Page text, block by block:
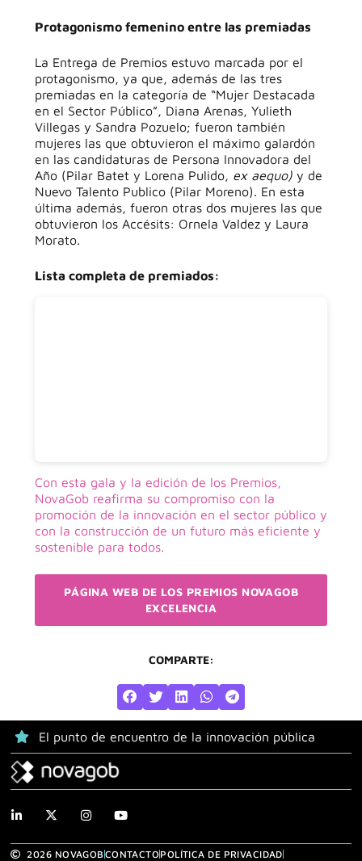
Protagonismo femenino entre las premiadas
La Entrega de Premios estuvo marcada por el
protagonismo, ya que, además de las tres
premiadas en la categoría de “Mujer Destacada
en el Sector Público”, Diana Arenas, Yulieth
Villegas y Sandra Pozuelo; fueron también
mujeres las que obtuvieron el máximo galardón
en las candidaturas de Persona Innovadora del
Año (Pilar Batet y Lorena Pulido, ex aequo) y de
Nuevo Talento Publico (Pilar Moreno). En esta
última además, fueron otras dos mujeres las que
obtuvieron los Accésits: Ornela Valdez y Laura
Morato.
Lista completa de premiados:
Con esta gala y la edición de los Premios,
NovaGob reafirma su compromiso con la
promoción de la innovación en el sector público y
con la construcción de un futuro más eficiente y
sostenible para todos.
PÁGINA WEB DE LOS PREMIOS NOVAGOB
EXCELENCIA
COMPARTE:
El punto de encuentro de la innovación pública
2026 NOVAGOBCONTACTOPOLÍTICA DE PRIVACIDAD